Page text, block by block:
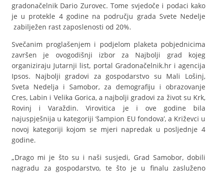
gradonačelnik Dario Zurovec. Tome svjedoče i podaci kako
je u protekle 4 godine na području grada Svete Nedelje
zabilježen rast zaposlenosti od 20%.
Svečanim proglašenjem i podjelom plaketa pobjednicima
završen je ovogodišnji izbor za Najbolji grad kojeg
organiziraju Jutarnji list, portal Gradonačelnik.hr i agencija
Ipsos. Najbolji gradovi za gospodarstvo su Mali Lošinj,
Sveta Nedelja i Samobor, za demografiju i obrazovanje
Cres, Labin i Velika Gorica, a najbolji gradovi za život su Krk,
Rovinj i Varaždin. Virovitica je i ove godine bila
najuspješnija u kategoriji ‘šampion EU fondova’, a Križevci u
novoj kategoriji kojom se mjeri napredak u posljednje 4
godine.
„Drago mi je što su i naši susjedi, Grad Samobor, dobili
nagradu za gospodarstvo, te što je u finalu zasluženo